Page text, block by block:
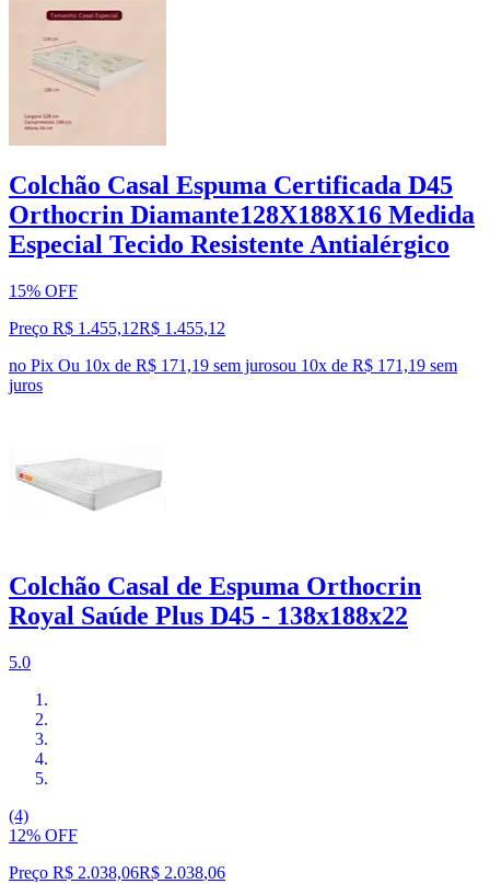
Colchão Casal Espuma Certificada D45
Orthocrin Diamante128X188X16 Medida
Especial Tecido Resistente Antialérgico
15% OFF
Preço R$ 1.455,12R$ 1.455,12
no Pix Ou 10x de R$ 171,19 sem jurosou 10x de R$ 171,19 sem
juros
Colchão Casal de Espuma Orthocrin
Royal Saúde Plus D45 - 138x188x22
5.0
(4)
12% OFF
Preço R$ 2.038,06R$ 2.038,06